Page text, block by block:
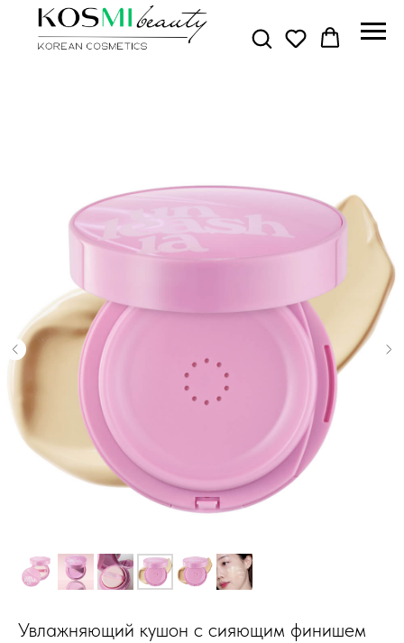
Увлажняющий кушон с сияющим финишем